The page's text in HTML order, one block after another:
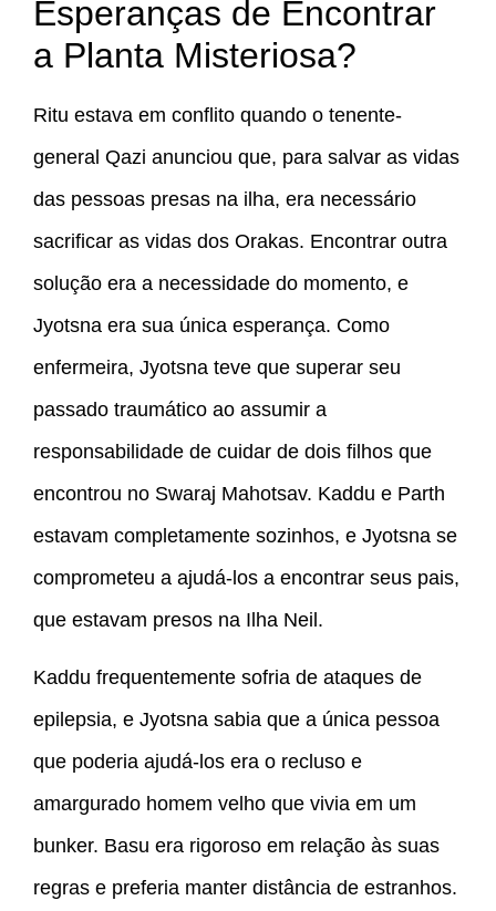
Esperanças de Encontrar
a Planta Misteriosa?
Ritu estava em conflito quando o tenente-
general Qazi anunciou que, para salvar as vidas
das pessoas presas na ilha, era necessário
sacrificar as vidas dos Orakas. Encontrar outra
solução era a necessidade do momento, e
Jyotsna era sua única esperança. Como
enfermeira, Jyotsna teve que superar seu
passado traumático ao assumir a
responsabilidade de cuidar de dois filhos que
encontrou no Swaraj Mahotsav. Kaddu e Parth
estavam completamente sozinhos, e Jyotsna se
comprometeu a ajudá-los a encontrar seus pais,
que estavam presos na Ilha Neil.
Kaddu frequentemente sofria de ataques de
epilepsia, e Jyotsna sabia que a única pessoa
que poderia ajudá-los era o recluso e
amargurado homem velho que vivia em um
bunker. Basu era rigoroso em relação às suas
regras e preferia manter distância de estranhos.